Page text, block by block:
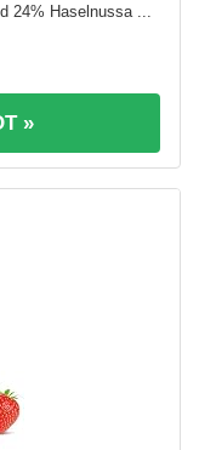
24% Haselnussa ...
»